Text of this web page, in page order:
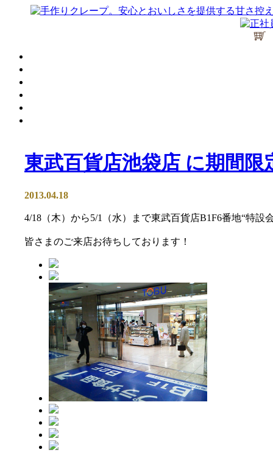
東武百貨店池袋店 に期間
2013.04.18
4/18（木）から5/1（水）まで東武百貨店B1F6番地“特設
皆さまのご来店お待ちしております！